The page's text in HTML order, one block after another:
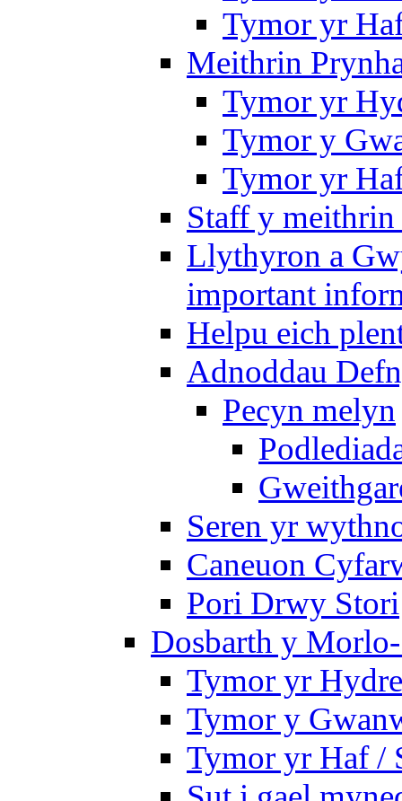
Tymor yr
Meithrin
Tymor yr
Tymor y
Tymor yr
Staff y
Llythyron a
important
Helpu eich
Adnoddau
Pecyn melyn
Seren yr
Caneuon
Pori Drwy Stori
Dosbarth y
Tymor yr
Tymor y
Tymor yr Haf /